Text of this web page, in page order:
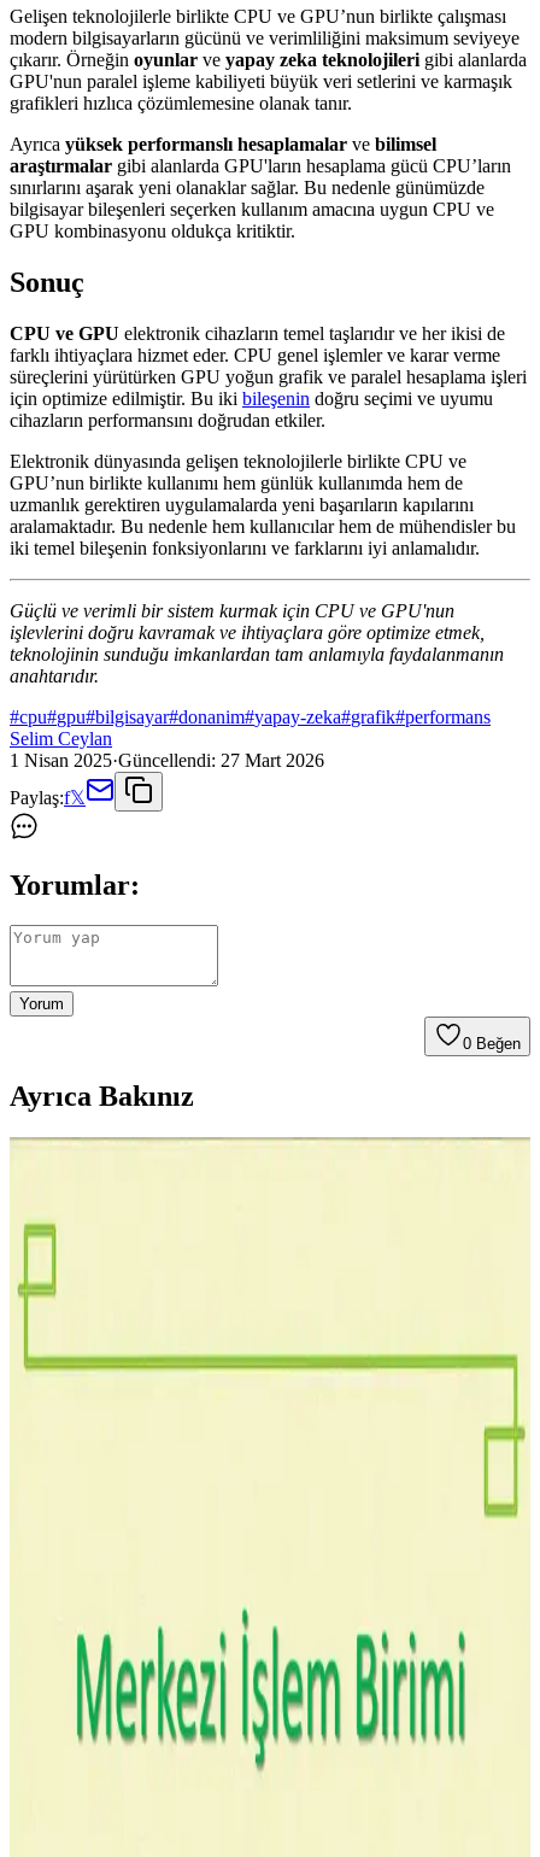
Gelişen teknolojilerle birlikte CPU ve GPU’nun birlikte çalışması
modern bilgisayarların gücünü ve verimliliğini maksimum seviyeye
çıkarır. Örneğin oyunlar ve yapay zeka teknolojileri gibi alanlarda
GPU'nun paralel işleme kabiliyeti büyük veri setlerini ve karmaşık
grafikleri hızlıca çözümlemesine olanak tanır.
Ayrıca yüksek performanslı hesaplamalar ve bilimsel
araştırmalar gibi alanlarda GPU'ların hesaplama gücü CPU’ların
sınırlarını aşarak yeni olanaklar sağlar. Bu nedenle günümüzde
bilgisayar bileşenleri seçerken kullanım amacına uygun CPU ve
GPU kombinasyonu oldukça kritiktir.
Sonuç
CPU ve GPU elektronik cihazların temel taşlarıdır ve her ikisi de
farklı ihtiyaçlara hizmet eder. CPU genel işlemler ve karar verme
süreçlerini yürütürken GPU yoğun grafik ve paralel hesaplama işleri
için optimize edilmiştir. Bu iki bileşenin doğru seçimi ve uyumu
cihazların performansını doğrudan etkiler.
Elektronik dünyasında gelişen teknolojilerle birlikte CPU ve
GPU’nun birlikte kullanımı hem günlük kullanımda hem de
uzmanlık gerektiren uygulamalarda yeni başarıların kapılarını
aralamaktadır. Bu nedenle hem kullanıcılar hem de mühendisler bu
iki temel bileşenin fonksiyonlarını ve farklarını iyi anlamalıdır.
Güçlü ve verimli bir sistem kurmak için CPU ve GPU'nun
işlevlerini doğru kavramak ve ihtiyaçlara göre optimize etmek,
teknolojinin sunduğu imkanlardan tam anlamıyla faydalanmanın
anahtarıdır.
#cpu#gpu#bilgisayar#donanim#yapay-zeka#grafik#performans
Selim Ceylan
1 Nisan 2025·Güncellendi: 27 Mart 2026
Paylaş:f𝕏
Yorumlar:
Yorum
0 Beğen
Ayrıca Bakınız
Krl HY-510 termal macun, yüksek ısı iletkenliği ve yalıtkan
dağılımı sağlar, sistem stabilitesini artırır.
Teknolojilerindeki Güncel Durum ve Gelişmeler
Deep Cool AG400-LED ARGB 120 mm CPU
Soğutucu Performans ve Tasarım Analizi
Deep Cool AG400-LED, yüksek performanslı 120 mm fanı ve şık
tasarımıyla işlemci soğutmasında etkili çözüm sunar, sessiz çalışması